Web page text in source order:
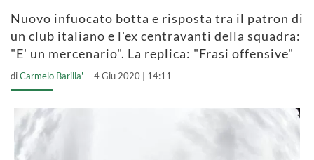
Nuovo infuocato botta e risposta tra il patron di
un club italiano e l'ex centravanti della squadra:
"E' un mercenario". La replica: "Frasi offensive"
diCarmelo Barilla' 4 Giu 2020 | 14:11